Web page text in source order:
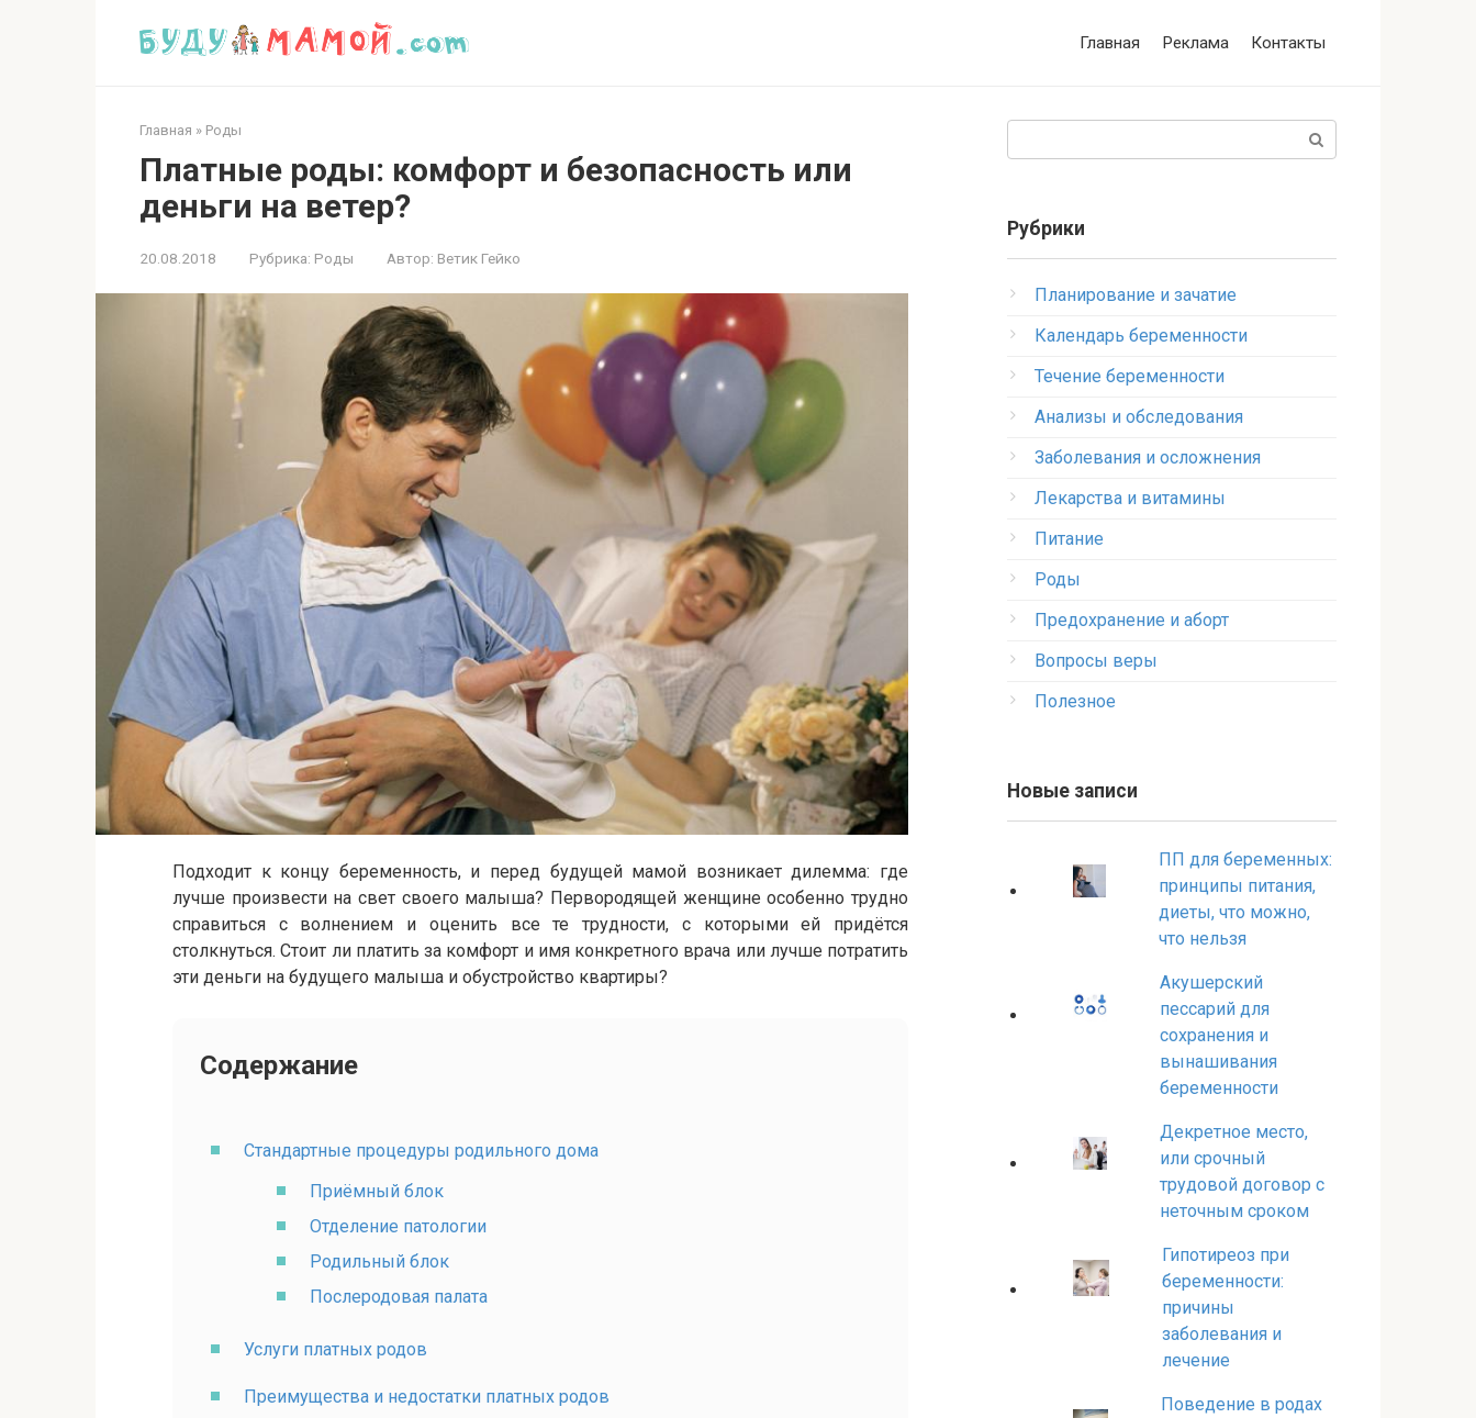
Главная Реклама Контакты
Главная » Роды
Платные роды: комфорт и безопасность или
деньги на ветер?
20.08.2018 Рубрика: Роды Автор: Ветик Гейко
Подходит к концу беременность, и перед будущей мамой возникает дилемма: где
лучше произвести на свет своего малыша? Первородящей женщине особенно трудно
справиться с волнением и оценить все те трудности, с которыми ей придётся
столкнуться. Стоит ли платить за комфорт и имя конкретного врача или лучше потратить
эти деньги на будущего малыша и обустройство квартиры?
Содержание
Стандартные процедуры родильного дома
Приёмный блок
Отделение патологии
Родильный блок
Послеродовая палата
Услуги платных родов
Преимущества и недостатки платных родов
Рубрики
Планирование и зачатие
Календарь беременности
Течение беременности
Анализы и обследования
Заболевания и осложнения
Лекарства и витамины
Питание
Роды
Предохранение и аборт
Вопросы веры
Полезное
Новые записи
ПП для беременных:
принципы питания,
диеты, что можно,
что нельзя
Акушерский
пессарий для
сохранения и
вынашивания
беременности
Декретное место,
или срочный
трудовой договор с
неточным сроком
Гипотиреоз при
беременности:
причины
заболевания и
лечение
Поведение в родах